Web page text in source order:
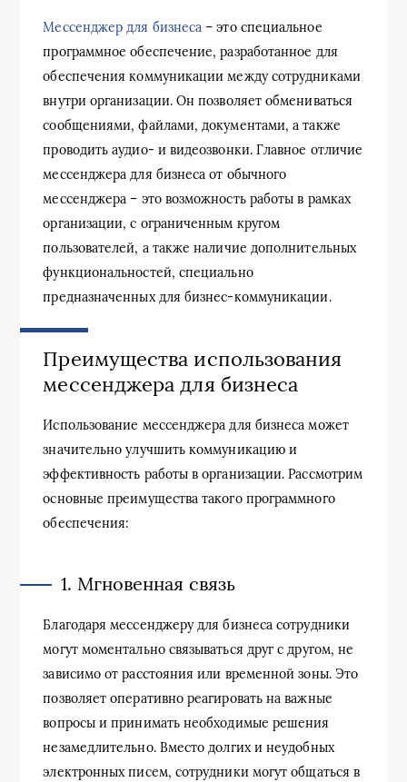
Мессенджер для бизнеса – это специальное
программное обеспечение, разработанное для
обеспечения коммуникации между сотрудниками
внутри организации. Он позволяет обмениваться
сообщениями, файлами, документами, а также
проводить аудио- и видеозвонки. Главное отличие
мессенджера для бизнеса от обычного
мессенджера – это возможность работы в рамках
организации, с ограниченным кругом
пользователей, а также наличие дополнительных
функциональностей, специально
предназначенных для бизнес-коммуникации.
Преимущества использования
мессенджера для бизнеса
Использование мессенджера для бизнеса может
значительно улучшить коммуникацию и
эффективность работы в организации. Рассмотрим
основные преимущества такого программного
обеспечения:
1. Мгновенная связь
Благодаря мессенджеру для бизнеса сотрудники
могут моментально связываться друг с другом, не
зависимо от расстояния или временной зоны. Это
позволяет оперативно реагировать на важные
вопросы и принимать необходимые решения
незамедлительно. Вместо долгих и неудобных
электронных писем, сотрудники могут общаться в